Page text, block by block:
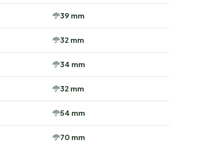
39 mm
32 mm
34 mm
32 mm
54 mm
70 mm